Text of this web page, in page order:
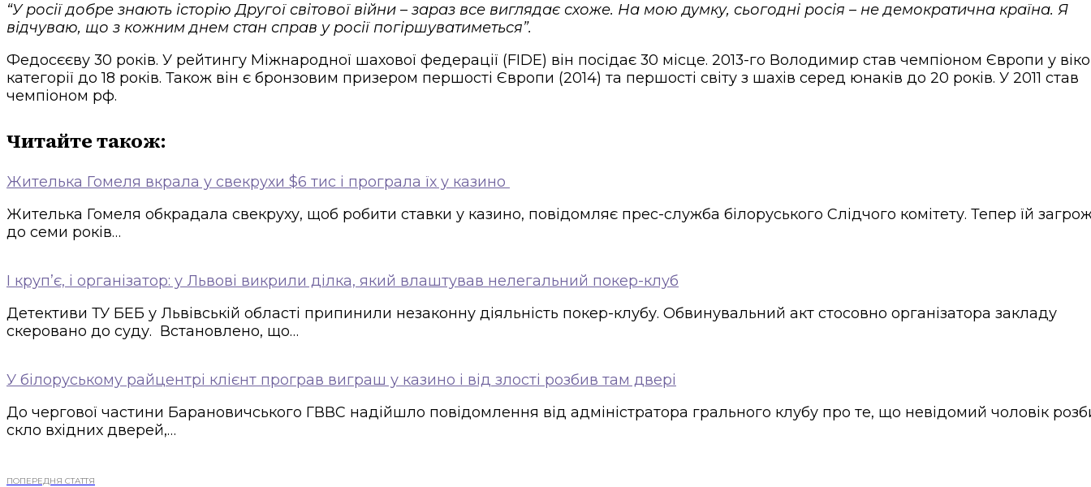
“У росії добре знають історію Другої світової війни – зараз все виглядає схоже. На мою думку, сьогодні росія – не демократична країна. Я
відчуваю, що з кожним днем ​​стан справ у росії погіршуватиметься”.
Федосєєву 30 років. У рейтингу Міжнародної шахової федерації (FIDE) він посідає 30 місце. 2013-го Володимир став чемпіоном Європи у
категорії до 18 років. Також він є бронзовим призером першості Європи (2014) та першості світу з шахів серед юнаків до 20 років. У 2011 став
чемпіоном рф.
Читайте також:
Жителька Гомеля вкрала у свекрухи $6 тис і програла їх у казино
Жителька Гомеля обкрадала свекруху, щоб робити ставки у казино, повідомляє прес-служба білоруського Слідчого комітету. Тепер їй
до семи років…
І крупʼє, і організатор: у Львові викрили ділка, який влаштував нелегальний покер-клуб
Детективи ТУ БЕБ у Львівській області припинили незаконну діяльність покер-клубу. Обвинувальний акт стосовно організатора закладу
скеровано до суду. Встановлено, що…
У білоруському райцентрі клієнт програв виграш у казино і від злості розбив там двері
До чергової частини Барановичського ГВВС надійшло повідомлення від адміністратора грального клубу про те, що невідомий чоловік
скло вхідних дверей,…
ПОПЕРЕДНЯ СТАТТЯ